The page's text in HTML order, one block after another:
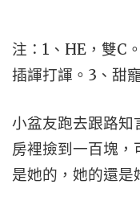
注：1、HE，雙C
插諢打諢。3、甜
小盆友跑去跟路知
房裡撿到一百塊，
是她的，她的還是